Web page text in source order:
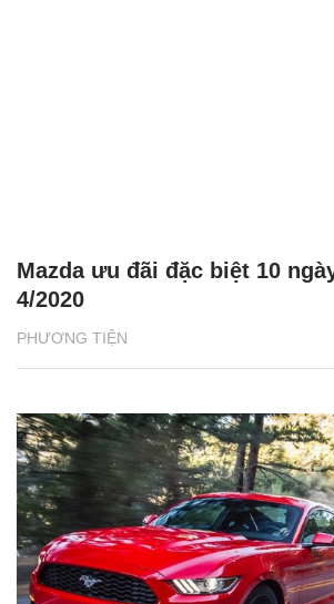
PHƯƠNG TIỆN
Mazda ưu đãi đặc biệt 10
4/2020